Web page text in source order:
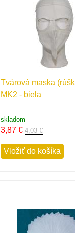
Tvárová maska
MK2 - biela
skladom
3,87€ 4,03 €
Vložiť do košíka